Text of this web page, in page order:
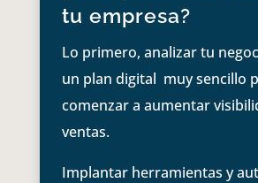
tu empresa?
Lo primero, analizar tu
un plan digital muy sencillo
comenzar a aumentar
ventas.
Implantar herramientas y